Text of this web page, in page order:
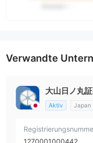
Verwandte
大山日ノ丸
Aktiv Japan
1270001000442